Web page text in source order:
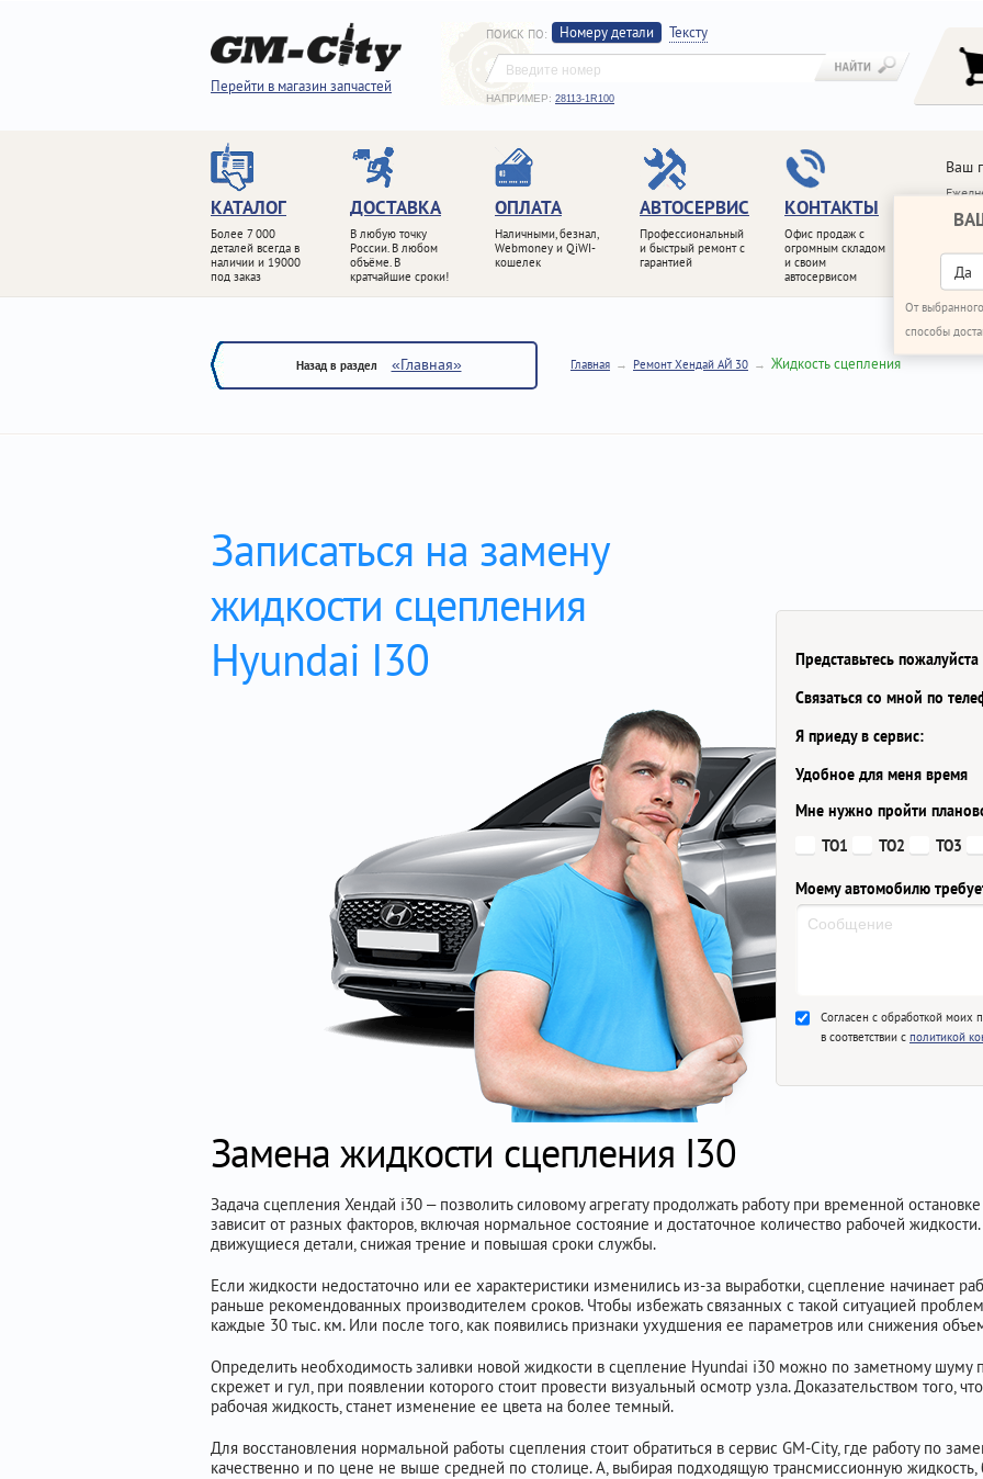
Перейти в магазин запчастей
ПОИСК ПО: Номеру детали Тексту
НАПРИМЕР: 28113-1R100
КАТАЛОГ
Более 7 000
деталей всегда в
наличии и 19000
под заказ
ДОСТАВКА
В любую точку
России. В любом
объёме. В
кратчайшие сроки!
ОПЛАТА
Наличными, безнал,
Webmoney и QiWI-
кошелек
АВТОСЕРВИС
Профессиональный
и быстрый ремонт с
гарантией
КОНТАКТЫ
Офис продаж с
огромным складом
и своим
автосервисом
Ваш
Да
От
способы
+7
Назад в раздел «Главная» Главная Ремонт Хендай АЙ 30 Жидкость сцепления
Записаться на замену
жидкости сцепления
Hyundai I30
Представьтесь пожалуйста
Связаться со мной по
Я приеду в сервис:
Удобное для меня время
Мне нужно пройти
ТО1
ТО2 ТО3
Моему автомобилю
Согласен с обработкой моих
в соответствии с политикой
Замена жидкости сцепления I30
Задача сцепления Хендай i30 – позволить силовому агрегату продолжать работу при временной
зависит от разных факторов, включая нормальное состояние и достаточное количество рабочей
движущиеся детали, снижая трение и повышая сроки службы.
Если жидкости недостаточно или ее характеристики изменились из-за выработки, сцепление начинает
раньше рекомендованных производителем сроков. Чтобы избежать связанных с такой ситуацией
каждые 30 тыс. км. Или после того, как появились признаки ухудшения ее параметров или снижения
Определить необходимость заливки новой жидкости в сцепление Hyundai i30 можно по заметному шуму
скрежет и гул, при появлении которого стоит провести визуальный осмотр узла. Доказательством того,
рабочая жидкость, станет изменение ее цвета на более темный.
Для восстановления нормальной работы сцепления стоит обратиться в сервис GM-City, где работу по
качественно и по цене не выше средней по столице. А, выбирая подходящую трансмиссионную жидкость,